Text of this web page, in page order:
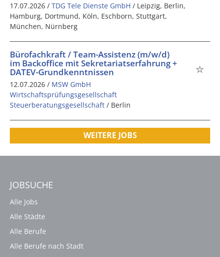
17.07.2026 / TDG Tele Dienste GmbH / Leipzig, Berlin,
Hamburg, Dortmund, Köln, Eschborn, Stuttgart,
München, Nürnberg
Bürofachkraft / Team-Assistenz (m/w/d)
im Backoffice mit Sekretariatserfahrung +
DATEV-Grundkenntnissen
12.07.2026 / MSW GmbH
Wirtschaftsprüfungsgesellschaft
Steuerberatungsgesellschaft / Berlin
WEITERE JOBS
JOBSUCHE
Alle Jobs
Alle Städte
Alle Berufe
Alle Berufe nach Stadt